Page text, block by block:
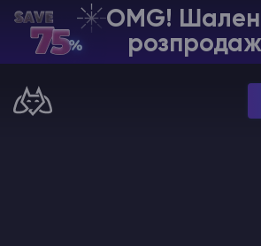
OMG!
UA | USD
Manage your servers &